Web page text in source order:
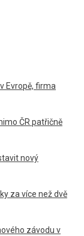
Evropě, firma
ČR patřičně
nový
za více než dvě
závodu v